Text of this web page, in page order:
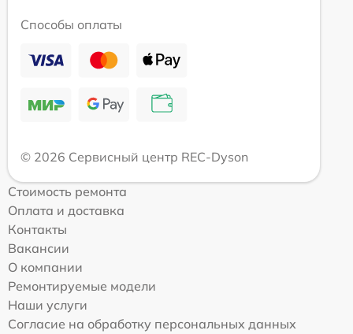
Способы оплаты
© 2026 Сервисный центр REC-Dyson
Стоимость ремонта
Оплата и доставка
Контакты
Вакансии
О компании
Ремонтируемые модели
Наши услуги
Согласие на обработку персональных данных